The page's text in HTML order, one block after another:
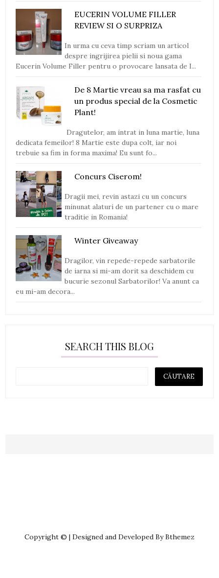
EUCERIN VOLUME FILLER
REVIEW SI O SURPRIZA
In urma cu ceva timp scriam un articol
despre ingrijirea pielii si noua gama
Eucerin Volume Filler pentru o provocare lansata de I...
De 8 Martie vreau sa ma rasfat cu
un produs special de la Cosmetic
Plant!
Dragutelor, am intrat in luna martie, luna
dedicata femeilor! 8 Martie este dupa colt, iar noi
trebuie sa fim in forma maxima! Eu sunt fo...
Concurs Ciserom!
Dragii mei, revin astazi cu un concurs
minunat alaturi de un partener cu o mare
traditie in Romania!
Winter Giveaway
Dragilor, vin repede-repede sarbatorile
de iarna si mi-am dorit sa deschidem cu
bucurie sezonul Sarbatorilor! Va anunt ca
eu mi-am decora...
SEARCH THIS BLOG
Copyright © | Designed and Developed By Bthemez